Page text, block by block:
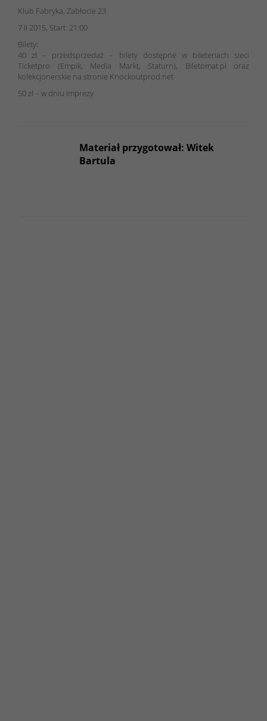
Klub Fabryka, Zabłocie 23
7 II 2015, Start: 21:00
Bilety:
40 zł – przedsprzedaż – bilety dostępne w bileteriach sieci
Ticketpro (Empik, Media Markt, Staturn), Biletomat.pl oraz
kolekcjonerskie na stronie Knockoutprod.net
50 zł – w dniu imprezy
Materiał przygotował: Witek
Bartula